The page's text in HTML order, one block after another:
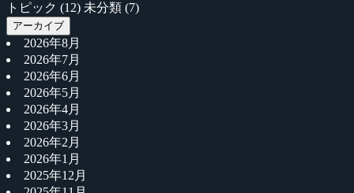
トピック (12) 未分類 (7)
アーカイブ
2026年8月
2026年7月
2026年6月
2026年5月
2026年4月
2026年3月
2026年2月
2026年1月
2025年12月